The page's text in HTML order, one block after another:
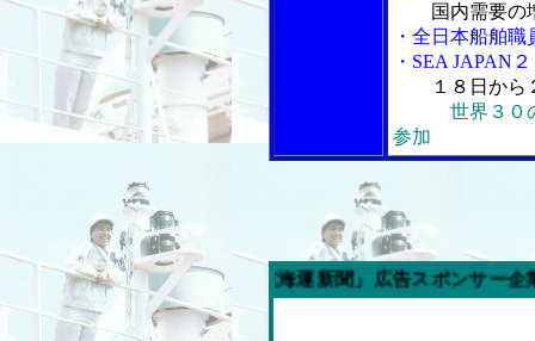
国内需要の
・全日本船舶
・SEA JAPAN
１８日か
世界３０
参加
今週の「内航海運新聞」広告スポンサー企業